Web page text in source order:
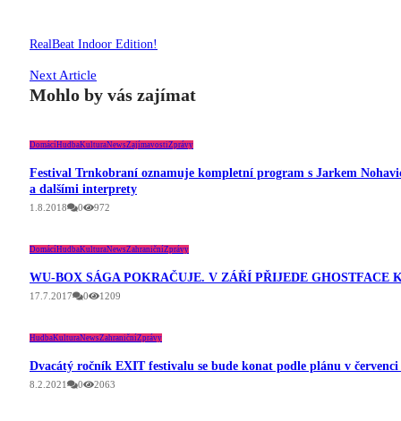
RealBeat Indoor Edition!
Next Article
Mohlo by vás zajímat
DomácíHudbaKulturaNewsZajímavostiZprávy
Festival Trnkobraní oznamuje kompletní program s Jarkem
a dalšími interprety
1.8.2018 0 972
DomácíHudbaKulturaNewsZahraničníZprávy
WU-BOX SÁGA POKRAČUJE. V ZÁŘÍ PŘIJEDE GHOSTFACE
17.7.2017 0 1209
HudbaKulturaNewsZahraničníZprávy
Dvacátý ročník EXIT festivalu se bude konat podle plánu v červenci
8.2.2021 0 2063